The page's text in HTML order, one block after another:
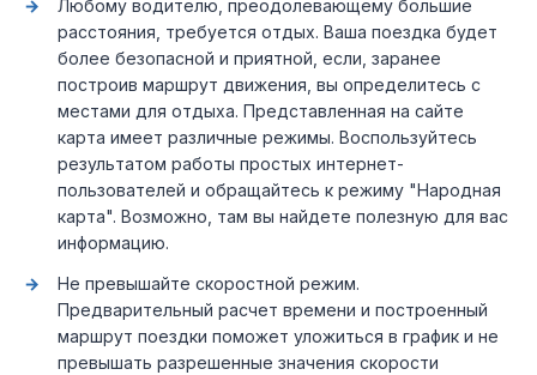
Любому водителю, преодолевающему большие
расстояния, требуется отдых. Ваша поездка будет
более безопасной и приятной, если, заранее
построив маршрут движения, вы определитесь с
местами для отдыха. Представленная на сайте
карта имеет различные режимы. Воспользуйтесь
результатом работы простых интернет-
пользователей и обращайтесь к режиму "Народная
карта". Возможно, там вы найдете полезную для вас
информацию.
Не превышайте скоростной режим.
Предварительный расчет времени и построенный
маршрут поездки поможет уложиться в график и не
превышать разрешенные значения скорости